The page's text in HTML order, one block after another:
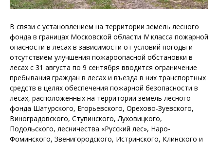
В связи с установлением на территории земель лесного
фонда в границах Московской области IV класса пожарной
опасности в лесах в зависимости от условий погоды и
отсутствием улучшения пожароопасной обстановки в
лесах с 31 августа по 9 сентября вводится ограничение
пребывания граждан в лесах и въезда в них транспортных
средств в целях обеспечения пожарной безопасности в
лесах, расположенных на территории земель лесного
фонда Шатурского, Егорьевского, Орехово-Зуевского,
Виноградовского, Ступинского, Луховицкого,
Подольского, лесничества «Русский лес», Наро-
Фоминского, Звенигородского, Истринского, Клинского и